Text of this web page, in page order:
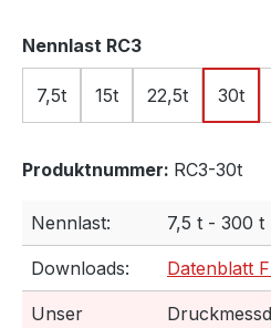
Nennlast RC3auswählen
7,5t 15t 22,5t 30t
Produktnummer: RC3-30t
Nennlast: 7,5 t - 300 t
Downloads: Datenblatt
Unser